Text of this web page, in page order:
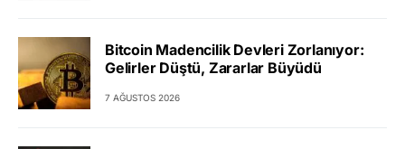
Bitcoin Madencilik Devleri Zorlanıyor:
Gelirler Düştü, Zararlar Büyüdü
7 AĞUSTOS 2026